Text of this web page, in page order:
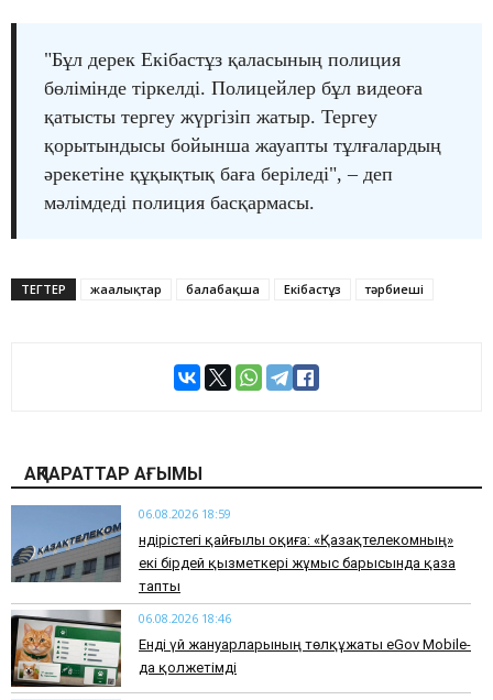
"Бұл дерек Екібастұз қаласының полиция
бөлімінде тіркелді. Полицейлер бұл видеоға
қатысты тергеу жүргізіп жатыр. Тергеу
қорытындысы бойынша жауапты тұлғалардың
әрекетіне құқықтық баға беріледі", – деп
мәлімдеді полиция басқармасы.
ТЕГТЕР жаңалықтар балабақша Екібастұз тәрбиеші
АҚПАРАТТАР АҒЫМЫ
06.08.2026 18:59
Өндірістегі қайғылы оқиға: «Қазақтелекомның»
екі бірдей қызметкері жұмыс барысында қаза
тапты
06.08.2026 18:46
Енді үй жануарларының төлқұжаты eGov Mobile-
да қолжетімді